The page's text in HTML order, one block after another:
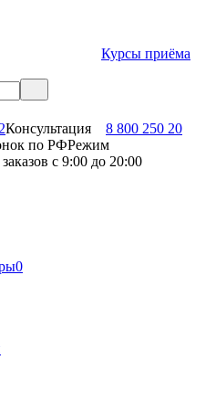
Курсы приёма
Консультация
8 800 250 20
по РФРежим
с 9:00 до 20:00
0